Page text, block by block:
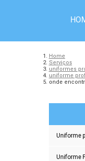
Home
Serviços
uniformes
uniforme
onde
Uniforme
Uniforme